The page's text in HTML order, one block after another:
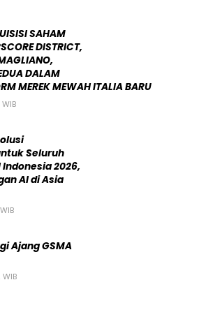
SAHAM
DISTRICT,
DALAM
MEREK MEWAH ITALIA BARU
Seluruh
2026,
AI di Asia
Ajang GSMA